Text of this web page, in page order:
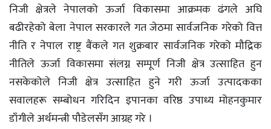
निजी क्षेत्रले नेपालको ऊर्जा विकासमा आक्रमक ढंगले अघि
बढीरहेको बेला नेपाल सरकारले गत जेठमा सार्वजनिक गरेको वित्त
नीति र नेपाल राष्ट्र बैंकले गत शुक्रबार सार्वजनिक गरेको मौद्रिक
नीतिले ऊर्जा विकासमा संलग्न सम्पूर्ण निजी क्षेत्र उत्साहित हुन
नसकेकोले निजी क्षेत्र उत्साहित हुने गरी ऊर्जा उत्पादकका
सवालहरू सम्बोधन गरिदिन इपानका वरिष्ठ उपाध्य मोहनकुमार
डाँगीले अर्थमन्त्री पौडेलसँग आग्रह गरे ।